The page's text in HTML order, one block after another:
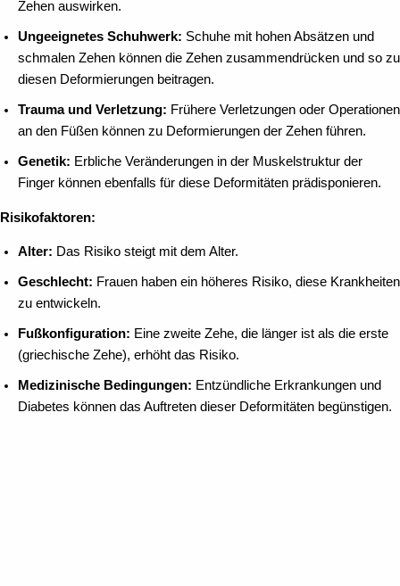
Zehen auswirken.
Ungeeignetes Schuhwerk: Schuhe mit hohen Absätzen und
schmalen Zehen können die Zehen zusammendrücken und so zu
diesen Deformierungen beitragen.
Trauma und Verletzung: Frühere Verletzungen oder Operationen
an den Füßen können zu Deformierungen der Zehen führen.
Genetik: Erbliche Veränderungen in der Muskelstruktur der
Finger können ebenfalls für diese Deformitäten prädisponieren.
Risikofaktoren:
Alter: Das Risiko steigt mit dem Alter.
Geschlecht: Frauen haben ein höheres Risiko, diese Krankheiten
zu entwickeln.
Fußkonfiguration: Eine zweite Zehe, die länger ist als die erste
(griechische Zehe), erhöht das Risiko.
Medizinische Bedingungen: Entzündliche Erkrankungen und
Diabetes können das Auftreten dieser Deformitäten begünstigen.